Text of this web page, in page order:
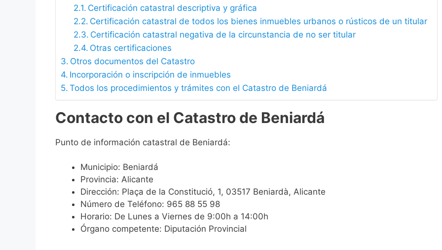
Certificación catastral descriptiva y gráfica
Certificación catastral de todos los bienes inmuebles urbanos o rústicos de un titular
Certificación catastral negativa de la circunstancia de no ser titular
Otras certificaciones
Otros documentos del Catastro
Incorporación o inscripción de inmuebles
Todos los procedimientos y trámites con el Catastro de Beniardá
Contacto con el Catastro de Beniardá
Punto de información catastral de Beniardá:
Municipio: Beniardá
Provincia: Alicante
Dirección: Plaça de la Constitució, 1, 03517 Beniardà, Alicante
Número de Teléfono: 965 88 55 98
Horario: De Lunes a Viernes de 9:00h a 14:00h
Órgano competente: Diputación Provincial